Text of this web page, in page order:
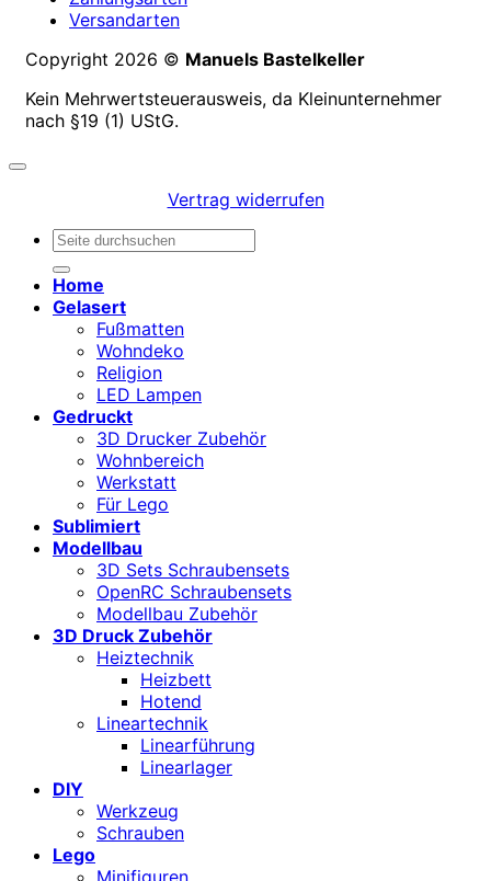
Versandarten
Copyright 2026 © Manuels Bastelkeller
Kein Mehrwertsteuerausweis, da Kleinunternehmer
nach §19 (1) UStG.
Vertrag widerrufen
Suchen
nach:
Home
Gelasert
Fußmatten
Wohndeko
Religion
LED Lampen
Gedruckt
3D Drucker Zubehör
Wohnbereich
Werkstatt
Für Lego
Sublimiert
Modellbau
3D Sets Schraubensets
OpenRC Schraubensets
Modellbau Zubehör
3D Druck Zubehör
Heiztechnik
Heizbett
Hotend
Lineartechnik
Linearführung
Linearlager
DIY
Werkzeug
Schrauben
Lego
Minifiguren